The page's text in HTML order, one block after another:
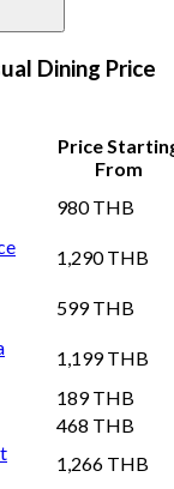
Dining Price
Price
From
980 THB
1,290 THB
599 THB
1,199 THB
189 THB
468 THB
1,266 THB